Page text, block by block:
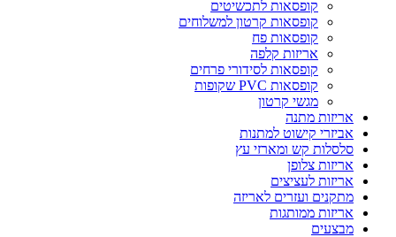
קופסאות לתכשיטים
קופסאות קרטון למשלוחים
קופסאות פח
אריזות קלפה
קופסאות לסידורי פרחים
קופסאות PVC שקופות
מגשי קרטון
אריזות מתנה
אביזרי קישוט למתנות
סלסלות קש ומארזי עץ
אריזות צלופן
אריזות לעציצים
מתקנים ועזרים לאריזה
אריזות ממותגות
מבצעים